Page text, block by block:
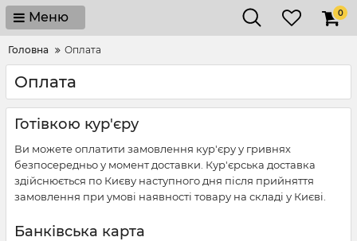
Меню 0
Головна Оплата
Оплата
Готівкою кур'єру
Ви можете оплатити замовлення кур'єру у гривнях
безпосередньо у момент доставки. Кур'єрська доставка
здійснюється по Києву наступного дня після прийняття
замовлення при умові наявності товару на складі у Києві.
Банківська карта